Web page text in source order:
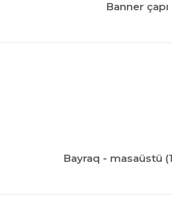
Banner çapı
Bayraq - masaüstü